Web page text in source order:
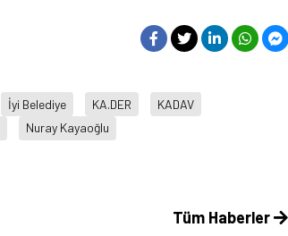
İyi Belediye KA.DER
KADAV
Nuray Kayaoğlu
Tüm Haberler